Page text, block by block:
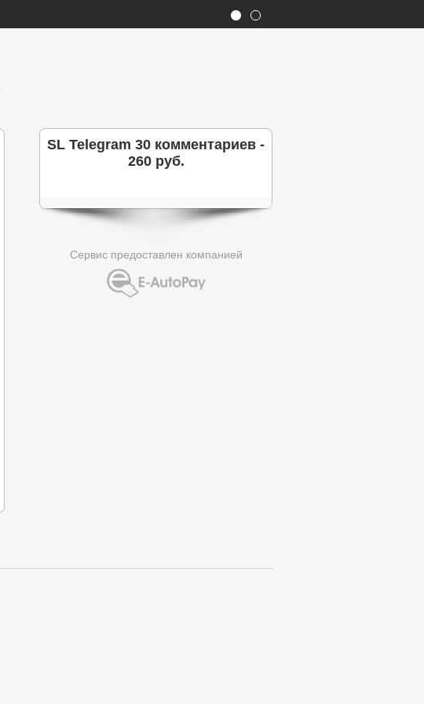
SL Telegram 30 комментариев -
260 руб.
Сервис предоставлен компанией